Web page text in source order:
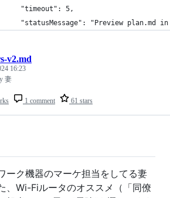
"timeout": 5,
"statusMessage": "Preview plan.md in
1 comment 61 stars
v2.md
16:23
妻
ーク機器のマーケ担当をしてる妻
、Wi-Fiルータのオススメ（「同僚